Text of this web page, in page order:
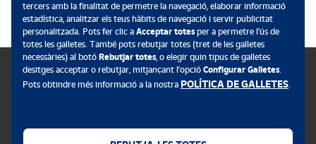
tercers amb la finalitat de permetre la navegació, elaborar informació
estadística, analitzar els teus hàbits de navegació i servir publicitat
personalitzada. Pots fer clic a Acceptar totesper a permetre l’ús de
totes les galletes. També pots rebutjar totes (tret de les galletes
necessàries) al botó Rebutjar totes, o elegir quin tipus de galletes
desitges acceptar o rebutjar, mitjançant l’opció Configurar Galletes.
Pots obtindre més informació a la nostra POLÍTICA DE GALLETES.